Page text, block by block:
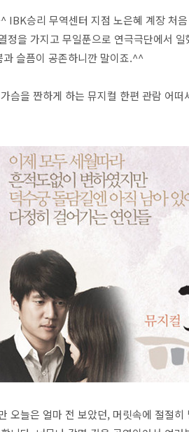
IBK승리 무역센터 지점 노은혜 계장 처
정을 가지고 무일푼으로 연극극단에서
슬픔이 공존하니깐 말이죠.^^
슴을 짠하게 하는 뮤지컬 한편 관람 어떠
오늘은 얼마 전 보았던, 머릿속에 절절